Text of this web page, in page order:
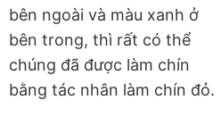
bên ngoài và màu xanh ở
bên trong, thì rất có thể
chúng đã được làm chín
bằng tác nhân làm chín đỏ.